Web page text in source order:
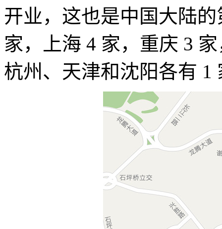
开业，这也是中国大陆的
家，上海 4 家，重庆 3
杭州、天津和沈阳各有 1